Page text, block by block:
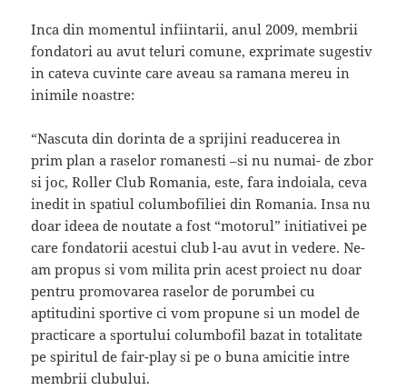
Inca din momentul infiintarii, anul 2009, membrii
fondatori au avut teluri comune, exprimate sugestiv
in cateva cuvinte care aveau sa ramana mereu in
inimile noastre:
“Nascuta din dorinta de a sprijini readucerea in
prim plan a raselor romanesti –si nu numai- de zbor
si joc, Roller Club Romania, este, fara indoiala, ceva
inedit in spatiul columbofiliei din Romania. Insa nu
doar ideea de noutate a fost “motorul” initiativei pe
care fondatorii acestui club l-au avut in vedere. Ne-
am propus si vom milita prin acest proiect nu doar
pentru promovarea raselor de porumbei cu
aptitudini sportive ci vom propune si un model de
practicare a sportului columbofil bazat in totalitate
pe spiritul de fair-play si pe o buna amicitie intre
membrii clubului.